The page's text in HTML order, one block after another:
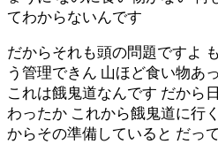
てわからないんです
だからそれも頭の問題ですよ
う管理できん 山ほど食い物あ
これは餓鬼道なんです だから
わったか これから餓鬼道に行
からその準備していると だっ